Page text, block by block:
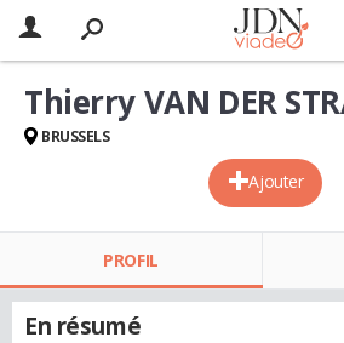
Ajouter
Thierry VAN DER
BRUSSELS
PROFIL
En résumé